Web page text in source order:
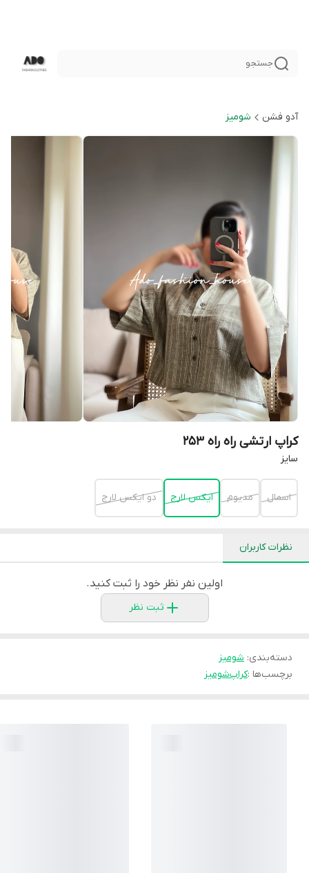
جستجو
آدو فشن شوميز
کراپ ارتشی راه راه 253
سايز
اسمال مديوم ايكس لارج دو ايكس لارج
نظرات کاربران
اولین نفر نظر خود را ثبت کنید.
ثبت نظر
دسته‌بندی: شوميز
برچسب‌ها :کراپشومیز